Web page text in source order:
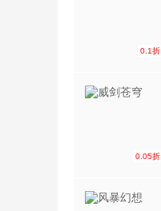
0.1折
0.05折